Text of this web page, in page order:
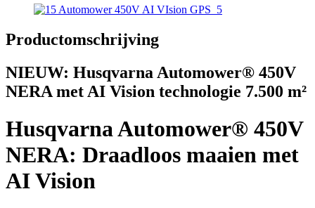
Productomschrijving
NIEUW: Husqvarna Automower® 450V
NERA met AI Vision technologie 7.500 m²
Husqvarna Automower® 450V
NERA: Draadloos maaien met
AI Vision